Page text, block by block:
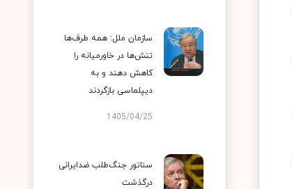
سازمان ملل: همه طرف‌ها
تنش‌ها در خاورمیانه را
کاهش دهند و به
دیپلماسی بازگردند
1405/04/25
سناتور جنگ‌طلب ضدایرانی
درگذشت